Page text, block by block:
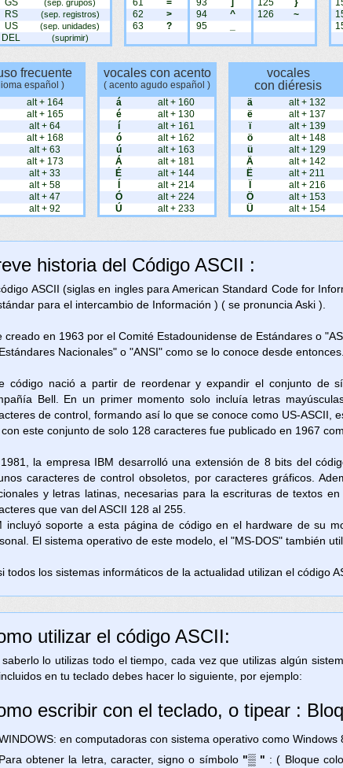
GS (sep. grupos)
RS (sep. registros)
US (sep. unidades)
DEL (suprimir)
61
=
62
>
63
?
93
]
94
^
95
125
}
126
~
frecuente
español )
alt + 164
alt + 165
alt + 64
alt + 168
alt + 63
alt + 173
alt + 33
alt + 58
alt + 47
alt + 92
vocales con acento
( acento agudo español )
á
alt + 160
é
alt + 130
í
alt + 161
ó
alt + 162
ú
alt + 163
Á
alt + 181
É
alt + 144
alt + 214
Ó
alt + 224
Ú
alt + 233
vocales
con diéresis
ä
alt + 132
ë
alt + 137
ï
alt + 139
ö
alt + 148
ü
alt + 129
Ä
alt + 142
Ë
alt + 211
alt + 216
Ö
alt + 153
Ü
alt + 154
historia del Código ASCII :
ASCII (siglas en ingles para American Standard Code for
para el intercambio de Información ) ( se pronuncia Aski ).
creado en 1963 por el Comité Estadounidense de Estándares o
Nacionales" o "ANSI" como se lo conoce desde entonces.
código nació a partir de reordenar y expandir el conjunto de
Bell. En un primer momento solo incluía letras
de control, formando así lo que se conoce como US-ASCII,
este conjunto de solo 128 caracteres fue publicado en 1967
la empresa IBM desarrolló una extensión de 8 bits del
caracteres de control obsoletos, por caracteres gráficos.
y letras latinas, necesarias para la escrituras de textos
que van del ASCII 128 al 255.
incluyó soporte a esta página de código en el hardware de su
El sistema operativo de este modelo, el "MS-DOS" también
todos los sistemas informáticos de la actualidad utilizan el código
utilizar el código ASCII:
saberlo lo utilizas todo el tiempo, cada vez que utilizas algún
en tu teclado debes hacer lo siguiente, por ejemplo:
escribir con el teclado, o tipear :
en computadoras con sistema operativo como Windows
Para obtener la letra, caracter, signo o símbolo "▒ " : ( Bloque